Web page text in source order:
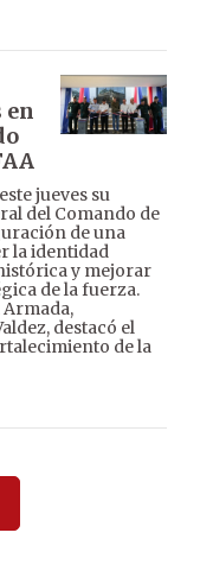
en
jueves su
del Comando de
de una
la identidad
y mejorar
de la fuerza.
destacó el
de la